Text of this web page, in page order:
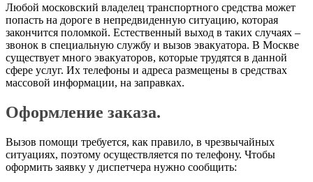
Любой московский владелец транспортного средства может
попасть на дороге в непредвиденную ситуацию, которая
закончится поломкой. Естественный выход в таких случаях –
звонок в специальную службу и вызов эвакуатора. В Москве
существует много эвакуаторов, которые трудятся в данной
сфере услуг. Их телефоны и адреса размещены в средствах
массовой информации, на заправках.
Оформление заказа.
Вызов помощи требуется, как правило, в чрезвычайных
ситуациях, поэтому осуществляется по телефону. Чтобы
оформить заявку у диспетчера нужно сообщить: